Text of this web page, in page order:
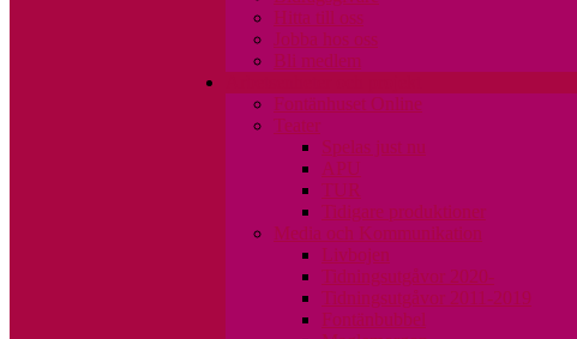
Hitta till oss
Jobba hos oss
Bli medlem
Fontänhuset Online
Teater
Spelas just nu
APU
TUR
Tidigare produktioner
Media och Kommunikation
Livbojen
Tidningsutgåvor 2020-
Tidningsutgåvor 2011-2019
Fontänbubbel